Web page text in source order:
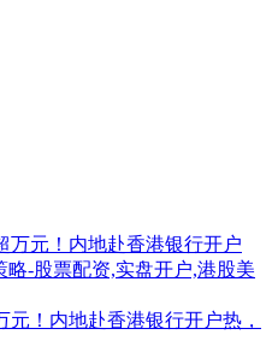
！内地赴香港银行开户热，